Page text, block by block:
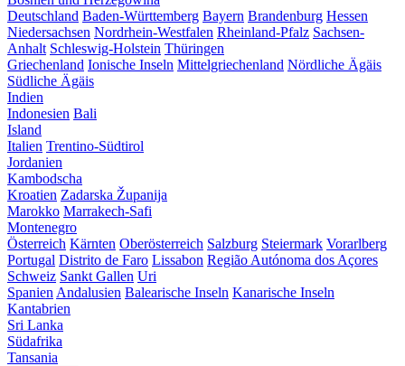
Deutschland Baden-Württemberg Bayern Brandenburg Hessen
Niedersachsen Nordrhein-Westfalen Rheinland-Pfalz Sachsen-
Anhalt Schleswig-Holstein Thüringen
Griechenland Ionische Inseln Mittelgriechenland Nördliche Ägäis
Südliche Ägäis
Indien
Indonesien Bali
Island
Italien Trentino-Südtirol
Jordanien
Kambodscha
Kroatien Zadarska Županija
Marokko Marrakech-Safi
Montenegro
Österreich Kärnten Oberösterreich Salzburg Steiermark Vorarlberg
Portugal Distrito de Faro Lissabon Região Autónoma dos Açores
Schweiz Sankt Gallen Uri
Spanien Andalusien Balearische Inseln Kanarische Inseln
Kantabrien
Sri Lanka
Südafrika
Tansania